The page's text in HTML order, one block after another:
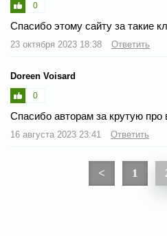
0
Спасибо этому сайту за такие
23 октября 2023 18:38 Ответить
Doreen Voisard
0
Спасибо авторам за крутую про
16 августа 2023 23:41 Ответить
< 1